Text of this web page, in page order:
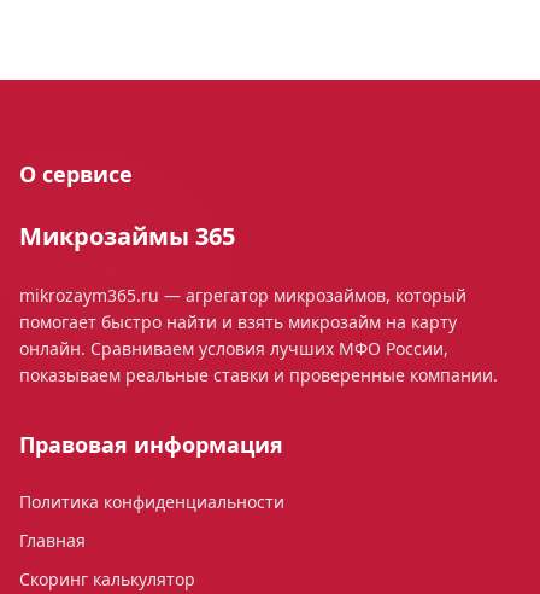
О сервисе
Микрозаймы 365
mikrozaym365.ru — агрегатор микрозаймов, который
помогает быстро найти и взять микрозайм на карту
онлайн. Сравниваем условия лучших МФО России,
показываем реальные ставки и проверенные компании.
Правовая информация
Политика конфиденциальности
Главная
Скоринг калькулятор